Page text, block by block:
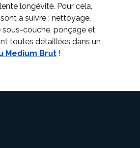
longévité. Pour cela,
à suivre : nettoyage,
sous-couche, ponçage et
toutes détaillées dans un
Medium Brut !